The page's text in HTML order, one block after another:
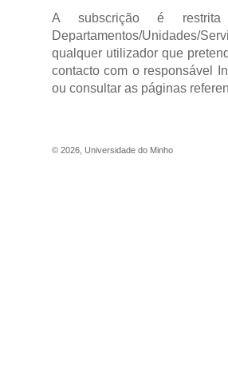
A subscrição é restrita
Departamentos/Unidades/
qualquer utilizador que
contacto com o responsável
ou consultar as páginas
© 2026 Universidade do Minho